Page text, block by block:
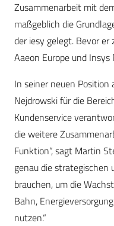
Zusammenarbeit mit
maßgeblich die
der iesy gelegt. Bevor er
Aaeon Europe und
In seiner neuen Position
Nejdrowski für die
Kundenservice
die weitere
Funktion“, sagt Martin
genau die
brauchen, um die
Bahn,
nutzen.“